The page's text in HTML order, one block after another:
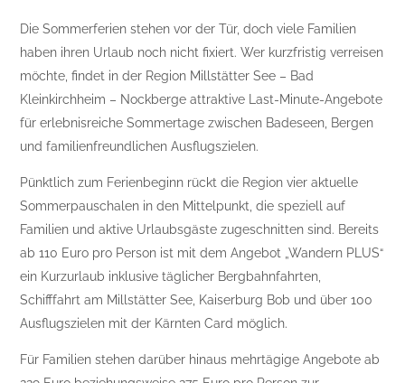
Die Sommerferien stehen vor der Tür, doch viele Familien
haben ihren Urlaub noch nicht fixiert. Wer kurzfristig verreisen
möchte, findet in der Region Millstätter See – Bad
Kleinkirchheim – Nockberge attraktive Last-Minute-Angebote
für erlebnisreiche Sommertage zwischen Badeseen, Bergen
und familienfreundlichen Ausflugszielen.
Pünktlich zum Ferienbeginn rückt die Region vier aktuelle
Sommerpauschalen in den Mittelpunkt, die speziell auf
Familien und aktive Urlaubsgäste zugeschnitten sind. Bereits
ab 110 Euro pro Person ist mit dem Angebot „Wandern PLUS“
ein Kurzurlaub inklusive täglicher Bergbahnfahrten,
Schifffahrt am Millstätter See, Kaiserburg Bob und über 100
Ausflugszielen mit der Kärnten Card möglich.
Für Familien stehen darüber hinaus mehrtägige Angebote ab